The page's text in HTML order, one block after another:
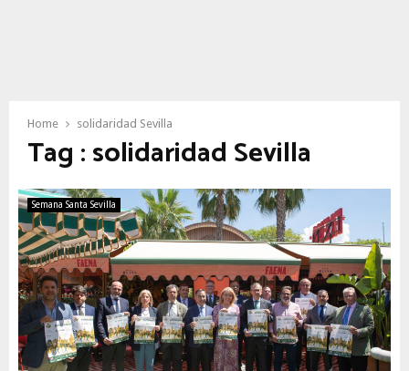
Home solidaridad Sevilla
Tag : solidaridad Sevilla
Semana Santa Sevilla